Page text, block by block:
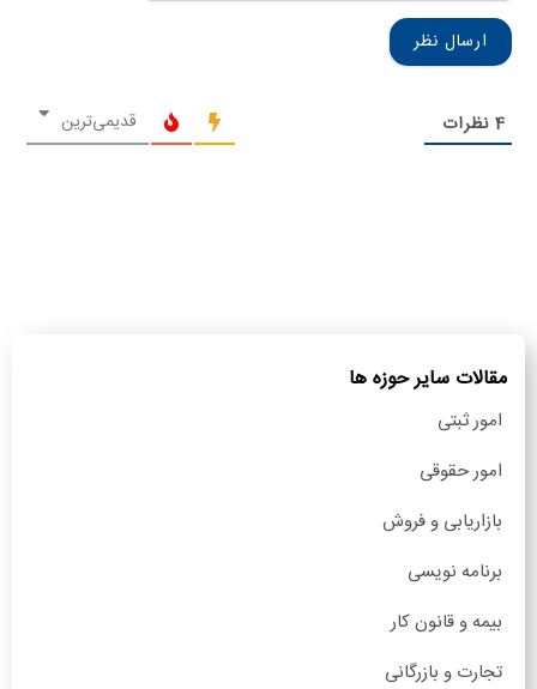
4 نظرات قدیمی‌ترین
مقالات سایر حوزه ها
امور ثبتی
امور حقوقی
بازاریابی و فروش
برنامه نویسی
بیمه و قانون کار
تجارت و بازرگانی